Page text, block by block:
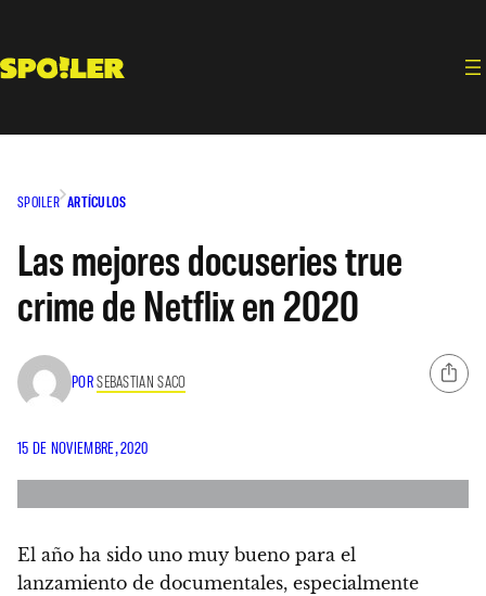
contenido
SPOILER ARTÍCULOS
Las mejores docuseries true
crime de Netflix en 2020
PORSEBASTIAN SACO
15 DE NOVIEMBRE, 2020
El año ha sido uno muy bueno para el
lanzamiento de documentales, especialmente